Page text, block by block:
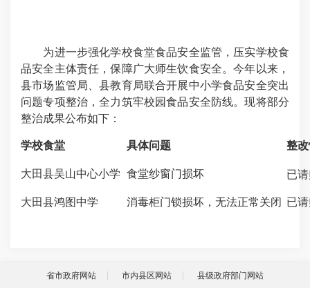
为进一步强化学校食堂食品安全监管，压实学校食
品安全主体责任，保障广大师生饮食安全。今年以来，
县市场监管局、县教育局联合开展中小学食品安全突出
问题专项整治，全力筑牢校园食品安全防线。现将部分
整治成果公布如下：
学校食堂 具体问题 整
大田县吴山中心小学 食堂纱窗门损坏 已
大田县鸿图中学 消毒柜门锁损坏，无法正常关闭 已
省市政府网站 市内县区网站 县级政府部门网站